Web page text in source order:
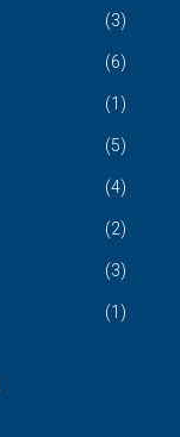
(3)
(6)
(1)
(5)
(4)
(2)
(3)
(1)